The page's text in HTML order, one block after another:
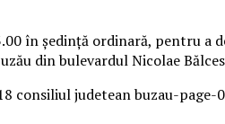
în ședință ordinară, pentru a
din bulevardul Nicolae